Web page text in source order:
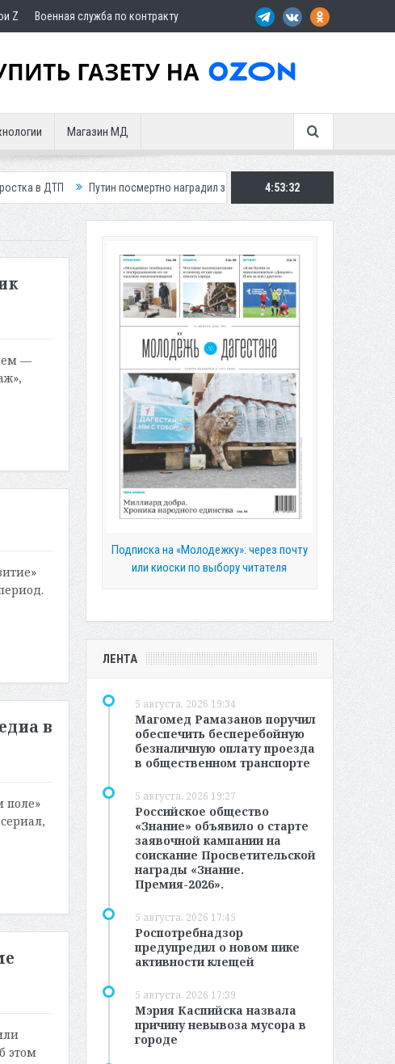
Z Военная служба по контракту
Магазин МД
Путин посмертно наградил замглавы Шамильского района Три
4:53:34
—
в
поле»
этом
Подписка на «Молодежку»: через почту
или киоски по выбору читателя
ЛЕНТА
5 августа, 2026 19:34
Магомед Рамазанов поручил
обеспечить бесперебойную
безналичную оплату проезда
в общественном транспорте
5 августа, 2026 19:27
Российское общество
«Знание» объявило о старте
заявочной кампании на
соискание Просветительской
награды «Знание.
Премия-2026».
5 августа, 2026 17:45
Роспотребнадзор
предупредил о новом пике
активности клещей
5 августа, 2026 17:39
Мэрия Каспийска назвала
причину невывоза мусора в
городе